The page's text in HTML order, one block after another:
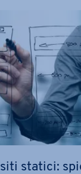
statici: